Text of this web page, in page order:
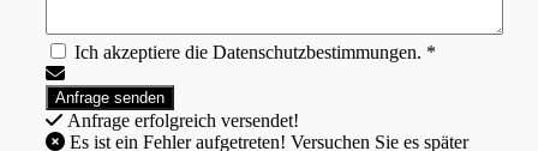
Ich akzeptiere die Datenschutzbestimmungen. *
Anfrage erfolgreich versendet!